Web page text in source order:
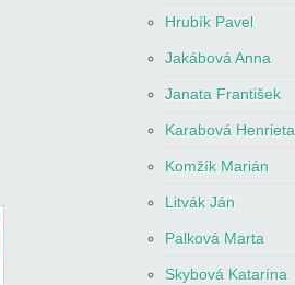
Hrubík Pavel
Jakábová Anna
Janata František
Karabová Henrieta
Komžík Marián
Litvák Ján
Palková Marta
Skybová Katarína